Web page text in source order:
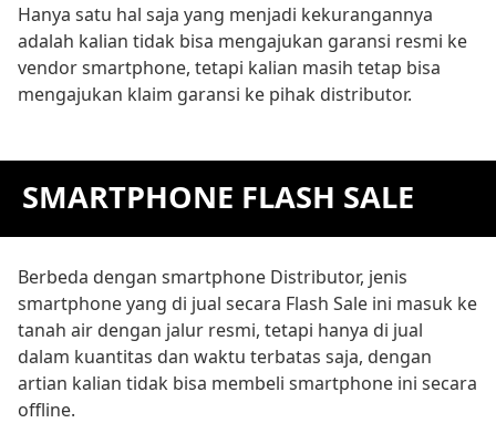
Hanya satu hal saja yang menjadi kekurangannya
adalah kalian tidak bisa mengajukan garansi resmi ke
vendor smartphone, tetapi kalian masih tetap bisa
mengajukan klaim garansi ke pihak distributor.
SMARTPHONE FLASH SALE
Berbeda dengan smartphone Distributor, jenis
smartphone yang di jual secara Flash Sale ini masuk ke
tanah air dengan jalur resmi, tetapi hanya di jual
dalam kuantitas dan waktu terbatas saja, dengan
artian kalian tidak bisa membeli smartphone ini secara
offline.